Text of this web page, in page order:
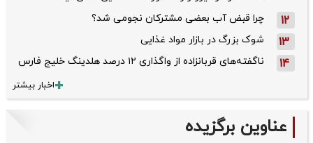
12 چرا قبض آب بعضی مشترکان نجومی شد؟
13 شوک بزرگ در بازار مواد غذایی
14 ناگفته‌های قربانزاده از واگذاری ۱۲ درصد هلدینگ خلیج فارس
اخبار بیشتر
عناوین برگزیده